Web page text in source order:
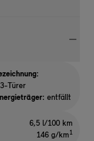
Türer
entfällt
6,5 l/100 km
146 g/km1